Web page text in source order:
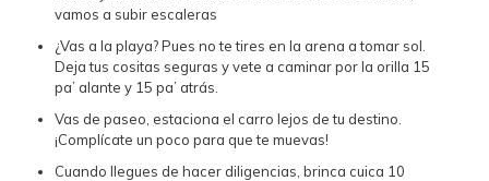
vamos a subir escaleras
¿Vas a la playa? Pues no te tires en la arena a tomar sol.
Deja tus cositas seguras y vete a caminar por la orilla 15
pa’ alante y 15 pa’ atrás.
Vas de paseo, estaciona el carro lejos de tu destino.
¡Complícate un poco para que te muevas!
Cuando llegues de hacer diligencias, brinca cuica 10